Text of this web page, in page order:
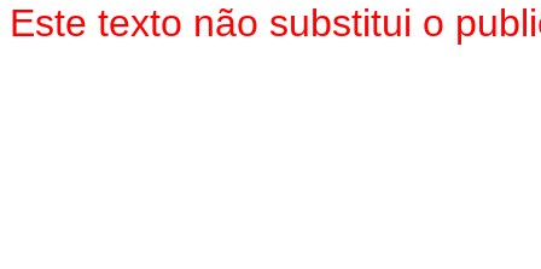
Este texto não substitui o